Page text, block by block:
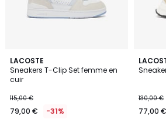
LACOSTE
Sneakers T-Clip Set femme en
cuir
115,00 €
79,00 € -31%
130,00 €
77,00 €